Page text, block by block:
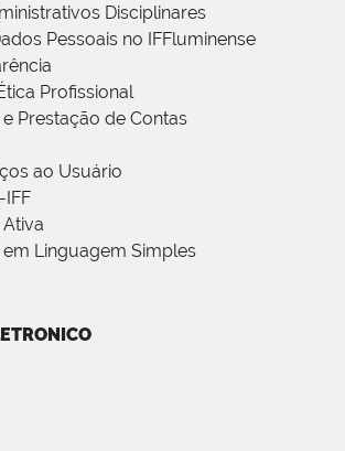
Disciplinares
Pessoais no IFFluminense
Profissional
Prestação de Contas
ao Usuário
IFF
Linguagem Simples